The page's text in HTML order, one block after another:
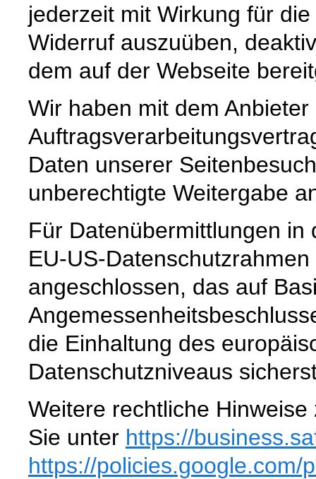
jederzeit mit Wirkung für
Widerruf auszuüben,
dem auf der Webseite
Wir haben mit dem Anbieter
Daten unserer
unberechtigte Weitergabe
Für Datenübermittlungen in
EU-US-
angeschlossen, das auf
die Einhaltung des
Datenschutzniveaus
Weitere rechtliche
Sie unter https://
https://policies.google.com/